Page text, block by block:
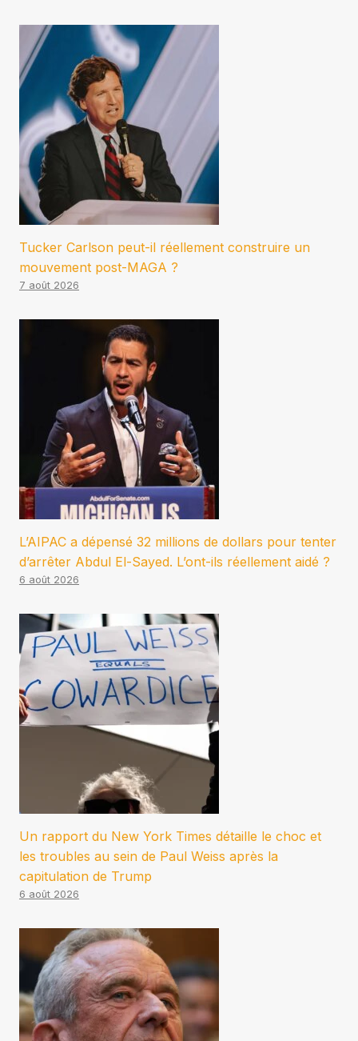
Tucker Carlson peut-il réellement construire un
mouvement post-MAGA ?
7 août 2026
L’AIPAC a dépensé 32 millions de dollars pour tenter
d’arrêter Abdul El-Sayed. L’ont-ils réellement aidé ?
6 août 2026
Un rapport du New York Times détaille le choc et
les troubles au sein de Paul Weiss après la
capitulation de Trump
6 août 2026